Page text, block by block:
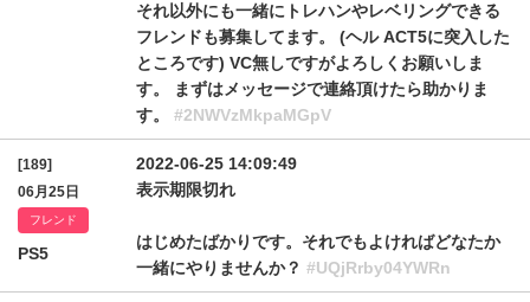
それ以外にも一緒にトレハンやレベリングできる
フレンドも募集してます。 (ヘル ACT5に突入した
ところです) VC無しですがよろしくお願いしま
す。 まずはメッセージで連絡頂けたら助かりま
す。 #2NWVzMkpaMGpV
[189]
06月25日
フレンド
PS5
2022-06-25 14:09:49
表示期限切れ
はじめたばかりです。それでもよければどなたか
一緒にやりませんか？ #UQjRrby04YWRn